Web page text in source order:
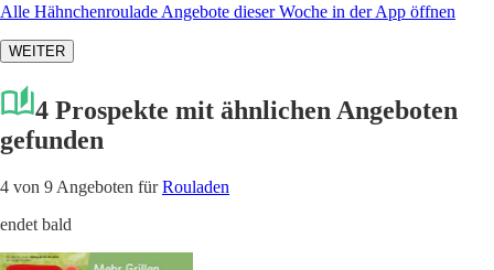
Alle Hähnchenroulade Angebote dieser Woche in der App öffnen
WEITER
4 Prospekte mit ähnlichen Angeboten
gefunden
4 von 9 Angeboten fürRouladen
endet bald